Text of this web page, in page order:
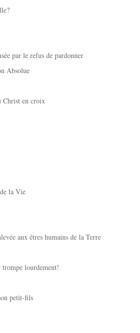
par le refus de pardonner
Absolue
Christ en croix
la Vie
aux êtres humains de la Terre
lourdement!
petit-fils